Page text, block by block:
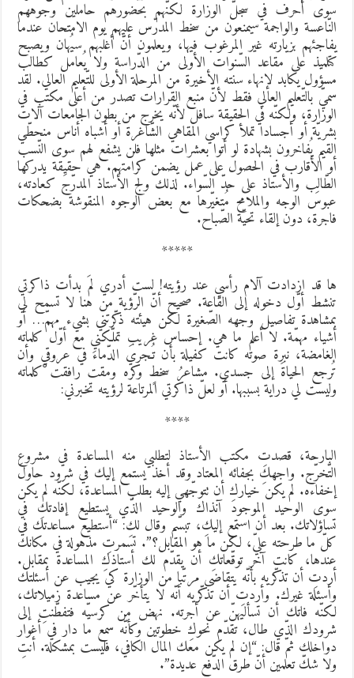
أحرف في سجلّ الوزارة لكنّهم بحضورهم حاملين وجوههم
والواجمة سيمنعون من سخط المدرّس عليهم يوم الامتحان عندما
بزيارته غير المرغوب فيها، ويعلمون أنّ أغلبهم سيُهان ويصبح
على مقاعد السّنوات الأولى من الدّراسة ولا يُعامل كطالب
يكابد لإنهاء سنته الأخيرة من المرحلة الأولى للتّعليم العالي. لقد
بالتّعليم العالي فقط لأنّ منبع القرارات تصدر من أعلى مكتب في
ولكنّه في الحقيقة سافل لأنّه يخرج من بطون الجامعات آلات
أو أجسادا تملأ كراسي المقاهي الشّاغرة أو أشباه أناس منحطّي
يُفاخرون بشهادة لو أتوا بعشرات مثلها فلن يشفع لهم سوى النّسب
الأقارب في الحصول على عمل يضمن كرامتهم. هي حقيقة يدركها
والأستاذ على حدّ السّواء. لذلك ولج الأستاذ المدرّجَ كعادته،
الوجه والملامح مُتغيّرها مع بعض الوجوه المنقوشة بضحكات
دون إلقاء تحيّة الصّباح.
*****
قد ازدادت آلام رأسي عند رؤيته! لست أدري لمَ بدأت ذاكرتي
أوّل دخوله إلى القاعة. صحيح أنّ الرّؤية من هنا لا تسمح لي
تفاصيل وجهه الصّغيرة لكن هيئته ذكّرتني بشيء مهمّ… أو
مهمّة. لا أعلم ما هي. إحساس غريب تملّكني مع أوّل كلماته
نبرة صوته كانت كفيلة بأن تُـجريَ الدّماءَ في عروقي وأن
الحياةَ إلى جسدي. مشاعرُ سخطٍ وكره ومقت رافقت ْكلماته
لي دراية بسببها. أو لعلّ ذاكرتي المرتاعة لرؤيته تخبرني:
****
قصدتِ مكتب الأستاذ لتطلبي منه المساعدة في مشروع
واجهكِ بجفائه المعتاد وقد أخذ يستمع إليك في شرود حاولَ
لم يكن خياركِ أن تتوجّهي إليه بطلب المساعدة، لكنّه لم يكن
الوحيد الموجود آنذاك والوحيد الذّي يستطيع إفادتكِ في
بعد أن استمع إليكِ، تبسّم وقال لكِ: “أستطيع مساعدتك في
ما طرحته عليّ، لكن ما هو المقابل؟”. تسمرتِ مذهولة في مكانك
كانت آخر توقّعاتكِ أن يقدّم لك أستاذكِ المساعدة بمقابل.
أن تذكّريه بأنّه يتقاضى مرتّبا من الوزارة كي يجيب عن أسئلتك
غيرك. وأردتِ أن تذكّريه أنّه لا يتأخّر عن مساعدة زميلاتك،
فاتك أن تسأليهنّ عن أجرته. نهض من كرسيّه فتفطّنتِ إلى
الذّي طال، تقدّم نحوكِ خطوتين وكأنّه سمع ما دار في أغوار
ثمّ قال: “إن لم يكن معك المال الكافي، فليست بمشكلة. أنتِ
شكّ تعلمين أنّ طرق الدّفع عديدة”.